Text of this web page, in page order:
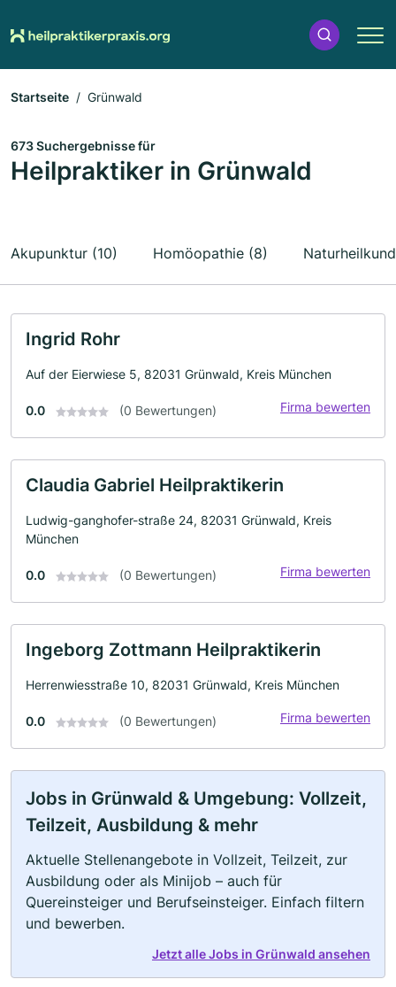
Startseite Grünwald
673 Suchergebnisse für
Heilpraktiker in Grünwald
Akupunktur (10) Homöopathie (8)
Ingrid Rohr
Auf der Eierwiese 5, 82031 Grünwald, Kreis München
0.0 (0 Bewertungen) Firma bewerten
Claudia Gabriel Heilpraktikerin
Ludwig-ganghofer-straße 24, 82031 Grünwald, Kreis
München
0.0 (0 Bewertungen) Firma bewerten
Ingeborg Zottmann Heilpraktikerin
Herrenwiesstraße 10, 82031 Grünwald, Kreis München
0.0 (0 Bewertungen) Firma bewerten
Jobs in Grünwald & Umgebung: Vollzeit,
Teilzeit, Ausbildung & mehr
Aktuelle Stellenangebote in Vollzeit, Teilzeit, zur
Ausbildung oder als Minijob – auch für
Quereinsteiger und Berufseinsteiger. Einfach filtern
und bewerben.
Jetzt alle Jobs in Grünwald ansehen